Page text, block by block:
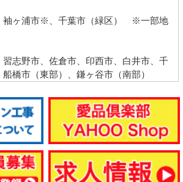
ヶ浦市※、千葉市（緑区） ※一部地
志野市、佐倉市、印西市、白井市、千
橋市（東部）、鎌ヶ谷市（南部）